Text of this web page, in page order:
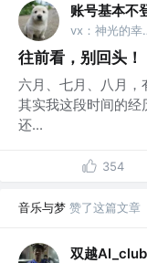
账号基本不
vx：
往前看，别回头！
六月、七月、八月，
其实我这段时间的经
还...
354
音乐与梦 赞了这篇文章
双越AI_club